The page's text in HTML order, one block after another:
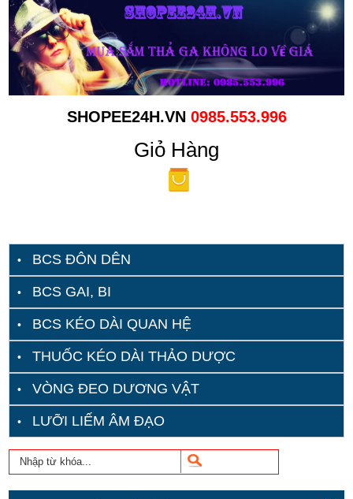
SHOPEE24H.VN 0985.553.996
Giỏ Hàng
BCS ĐÔN DÊN
BCS GAI, BI
BCS KÉO DÀI QUAN HỆ
THUỐC KÉO DÀI THẢO DƯỢC
VÒNG ĐEO DƯƠNG VẬT
LƯỠI LIẾM ÂM ĐẠO